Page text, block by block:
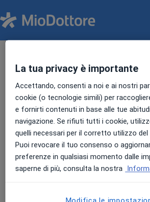
Clicca su Play per
corso online
La tua privacy è importante
Accettando, consenti a noi e ai nostri
cookie (o tecnologie simili) per
e fornirti contenuti in base alle tue
navigazione. Se rifiuti tutti i cookie,
quelli necessari per il corretto utilizzo
Puoi revocare il tuo consenso o
preferenze in qualsiasi momento dalle
saperne di più, consulta la nostra